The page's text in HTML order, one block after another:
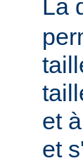
La
et
et